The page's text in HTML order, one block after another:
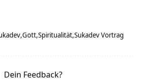
Gott Spiritualität Sukadev Vortrag
Dein Feedback?